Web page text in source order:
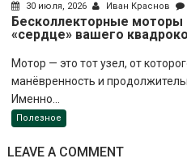
30 июля, 2026 Иван Краснов
Бесколлекторные моторы
«сердце» вашего
Мотор — это тот узел, от
манёвренность и
Именно...
Полезное
LEAVE A COMMENT